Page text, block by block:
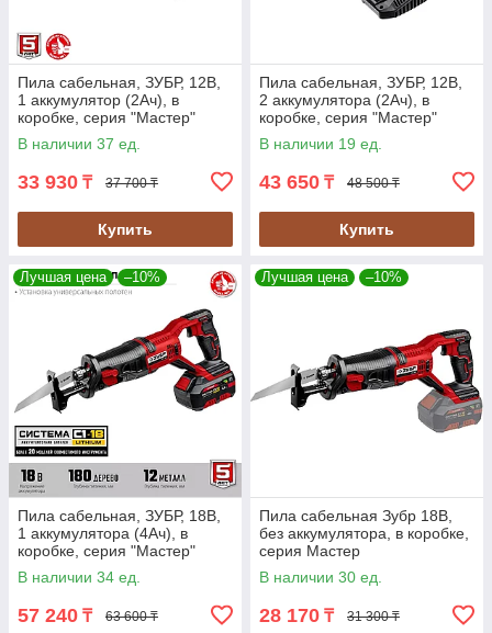
Пила сабельная, ЗУБР, 12В,
1 аккумулятор (2Ач), в
коробке, серия "Мастер"
(СПЛ-125-21)
В наличии 37 ед.
33 930 ₸ 37 700 ₸
Купить
Пила сабельная, ЗУБР, 12В,
2 аккумулятора (2Ач), в
коробке, серия "Мастер"
(СПЛ-125-22)
В наличии 19 ед.
43 650 ₸ 48 500 ₸
Купить
Лучшая цена –10%
Пила сабельная, ЗУБР, 18В,
1 аккумулятора (4Ач), в
коробке, серия "Мастер"
(СПЛ-185-41)
В наличии 34 ед.
57 240 ₸ 63 600 ₸
Лучшая цена –10%
Пила сабельная Зубр 18В,
без аккумулятора, в коробке,
серия Мастер
В наличии 30 ед.
28 170 ₸ 31 300 ₸